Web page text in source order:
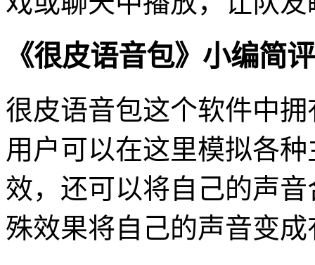
《很皮语音包》小编简
很皮语音包这个软件中
用户可以在这里模拟各
效，还可以将自己的声
殊效果将自己的声音变